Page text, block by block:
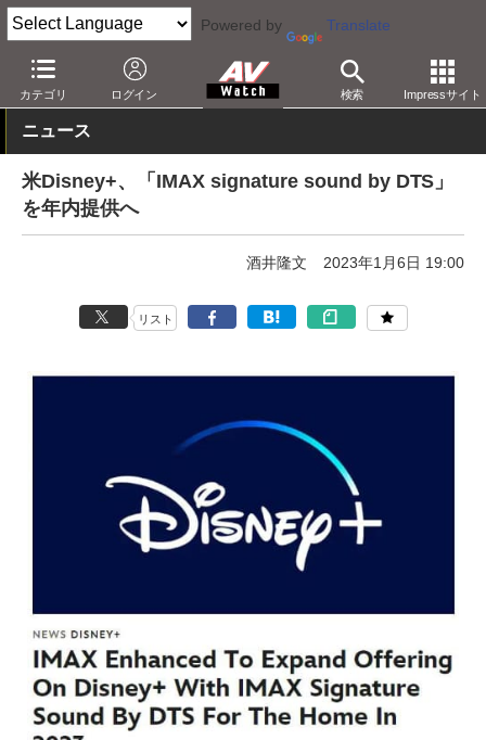
Powered by Translate
カテゴリ ログイン 検索 Impressサイト
AV Watch コンテンツ・サービス 映像配信 Disney+
ニュース
米Disney+、「IMAX signature sound by DTS」
を年内提供へ
酒井隆文 2023年1月6日 19:00
リスト